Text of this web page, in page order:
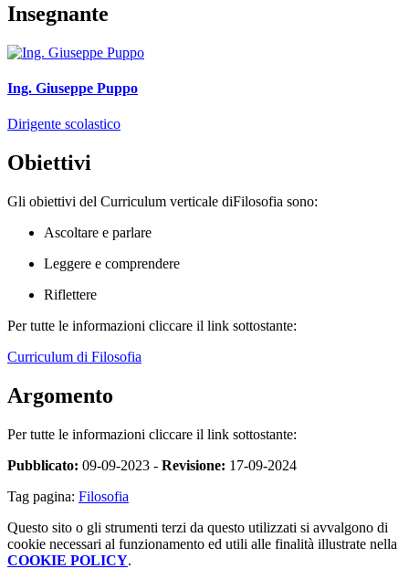
Insegnante
Ing. Giuseppe Puppo
Dirigente scolastico
Obiettivi
Gli obiettivi del Curriculum verticale diFilosofia sono:
Ascoltare e parlare
Leggere e comprendere
Riflettere
Per tutte le informazioni cliccare il link sottostante:
Curriculum di Filosofia
Argomento
Per tutte le informazioni cliccare il link sottostante:
Pubblicato: 09-09-2023 - Revisione: 17-09-2024
Tag pagina: Filosofia
Questo sito o gli strumenti terzi da questo utilizzati si avvalgono di
cookie necessari al funzionamento ed utili alle finalità illustrate nella
COOKIE POLICY.